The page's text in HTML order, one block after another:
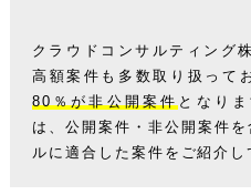
クラウドコンサルティング
高額案件も多数取り扱って
80％が非公開案件となりま
は、公開案件・非公開案件
ルに適合した案件をご紹介し